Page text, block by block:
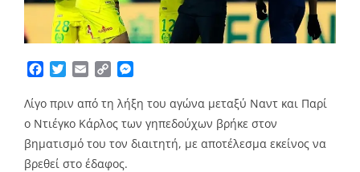
Facebook
TwitterEmailCopy
Λίγο πριν από τη λήξη του αγώνα μεταξύ Ναντ και Παρί
ο Ντιέγκο Κάρλος των γηπεδούχων βρήκε στον
βηματισμό του τον διαιτητή, με αποτέλεσμα εκείνος να
βρεθεί στο έδαφος.